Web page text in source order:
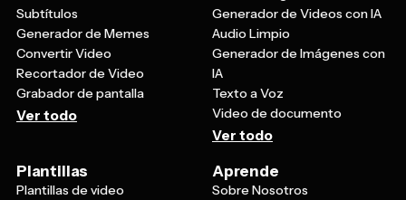
Subtítulos
Generador de Memes
Convertir Video
Recortador de Video
Grabador de pantalla
Ver todo
Generador de Videos con IA
Audio Limpio
Generador de Imágenes con
IA
Texto a Voz
Video de documento
Ver todo
Plantillas
Plantillas de video
Aprende
Sobre Nosotros